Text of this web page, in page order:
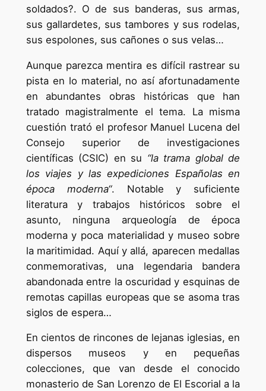
soldados?. O de sus banderas, sus armas,
sus gallardetes, sus tambores y sus rodelas,
sus espolones, sus cañones o sus velas…
Aunque parezca mentira es difícil rastrear su
pista en lo material, no así afortunadamente
en abundantes obras históricas que han
tratado magistralmente el tema. La misma
cuestión trató el profesor Manuel Lucena del
Consejo superior de investigaciones
científicas (CSIC) en su “la trama global de
los viajes y las expediciones Españolas en
época moderna“. Notable y suficiente
literatura y trabajos históricos sobre el
asunto, ninguna arqueología de época
moderna y poca materialidad y museo sobre
la maritimidad. Aquí y allá, aparecen medallas
conmemorativas, una legendaria bandera
abandonada entre la oscuridad y esquinas de
remotas capillas europeas que se asoma tras
siglos de espera…
En cientos de rincones de lejanas iglesias, en
dispersos museos y en pequeñas
colecciones, que van desde el conocido
monasterio de San Lorenzo de El Escorial a la